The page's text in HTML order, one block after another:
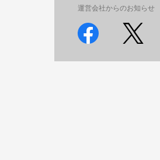
運営会社からのお知らせ